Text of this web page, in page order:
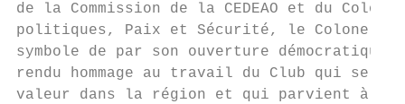
de la Commission de la CEDEAO et du
politiques, Paix et Sécurité, le Colonel
symbole de par son ouverture
rendu hommage au travail du Club qui
valeur dans la région et qui parvient à